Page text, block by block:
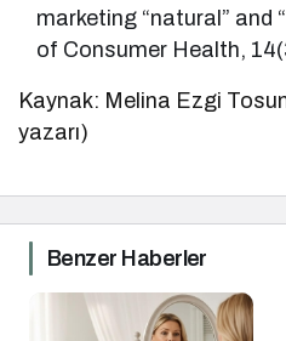
marketing “natural” and
of Consumer Health,
Kaynak: Melina Ezgi
yazarı)
Benzer Haberler